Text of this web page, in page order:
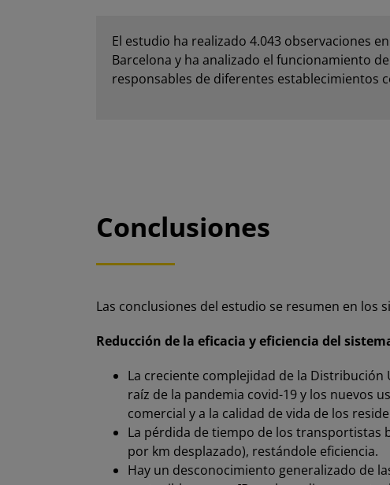
El estudio ha realizado 4.043 observaciones
Barcelona y ha analizado el funcionamiento
responsables de diferentes establecimientos
Conclusiones
Las conclusiones del estudio se resumen en los
Reducción de la eficacia y eficiencia del
La creciente complejidad de la
raíz de la pandemia covid-19 y los nuevos
comercial y a la calidad de vida de los
La pérdida de tiempo de los transportistas
por km desplazado), restándole eficiencia.
Hay un desconocimiento generalizado de